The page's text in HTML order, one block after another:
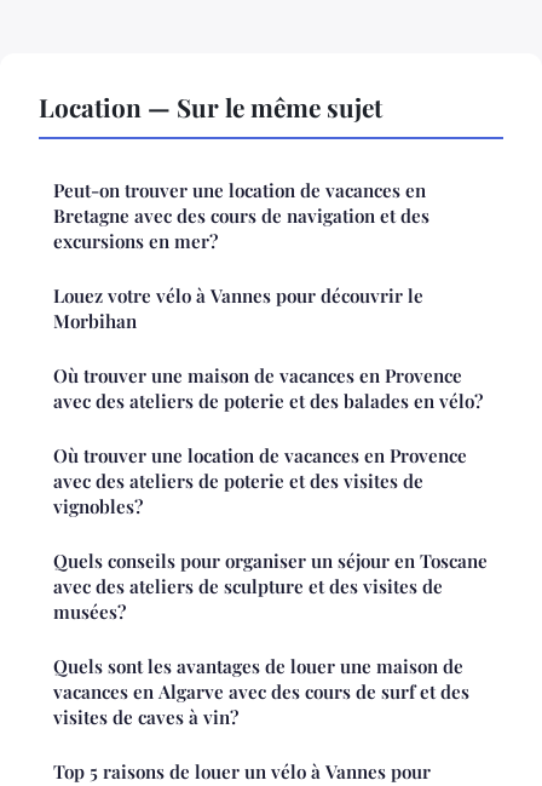
Location — Sur le même sujet
Peut-on trouver une location de vacances en
Bretagne avec des cours de navigation et des
excursions en mer?
Louez votre vélo à Vannes pour découvrir le
Morbihan
Où trouver une maison de vacances en Provence
avec des ateliers de poterie et des balades en vélo?
Où trouver une location de vacances en Provence
avec des ateliers de poterie et des visites de
vignobles?
Quels conseils pour organiser un séjour en Toscane
avec des ateliers de sculpture et des visites de
musées?
Quels sont les avantages de louer une maison de
vacances en Algarve avec des cours de surf et des
visites de caves à vin?
Top 5 raisons de louer un vélo à Vannes pour